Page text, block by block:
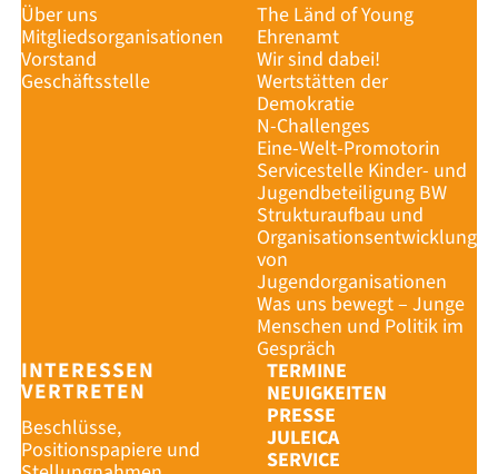
Über uns
Mitgliedsorganisationen
Vorstand
Geschäftsstelle
The Länd of Young
Ehrenamt
Wir sind dabei!
Wertstätten der
Demokratie
N-Challenges
Eine-Welt-Promotorin
Servicestelle Kinder- und
Jugendbeteiligung BW
Strukturaufbau und
Organisationsentwicklung
von
Jugendorganisationen
Was uns bewegt – Junge
Menschen und Politik im
Gespräch
INTERESSEN
VERTRETEN
Beschlüsse,
Positionspapiere und
TERMINE
NEUIGKEITEN
PRESSE
JULEICA
SERVICE